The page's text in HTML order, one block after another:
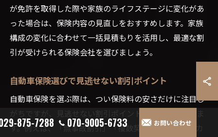
が免許を取得した際や家族のライフステージに変化があ
った場合は、保険内容の見直しをおすすめします。家族
構成の変化に合わせて一括見積もりを活用し、最適な割
引が受けられる保険会社を選びましょう。
自動車保険選びで見逃せない割引ポイント
自動車保険を選ぶ際は、つい保険料の安さだけに注目し
がちですが、見逃せない割引ポイントがいくつもありま
す。例えば、「無事故割引」「複数契約割引」「エコカ
875-7288 070-9005-6733 お問い合わせ